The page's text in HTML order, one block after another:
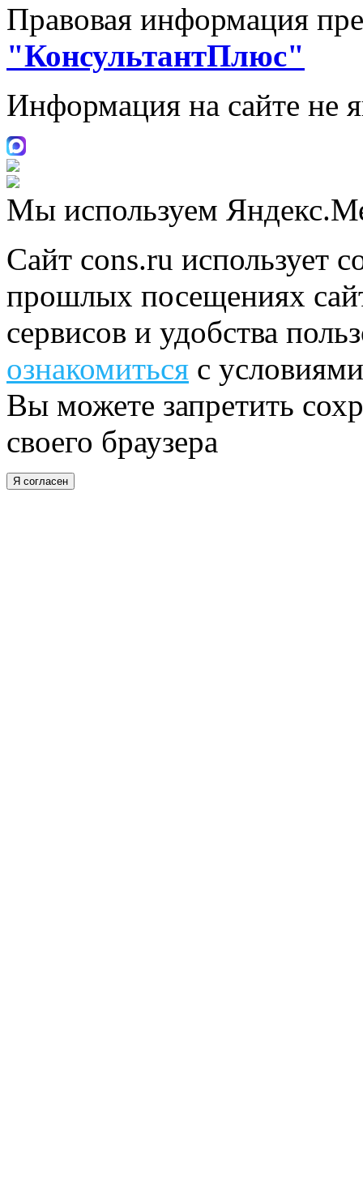
Правовая информация
"КонсультантПлюс"
Информация на сайте не
Мы используем
Сайт cons.ru использует
прошлых посещениях
сервисов и удобства
ознакомиться с
Вы можете запретить
своего браузера
Я согласен